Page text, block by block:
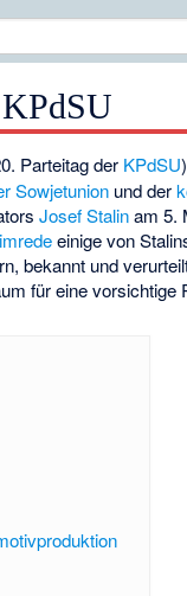
Parteitag der KPdSU
Sowjetunion und der
Josef Stalinam 5.
einige von
bekannt und
für eine vorsichtige